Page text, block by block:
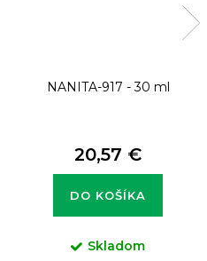
NANITA-917 - 30 ml
20,57 €
DO KOŠÍKA
Skladom